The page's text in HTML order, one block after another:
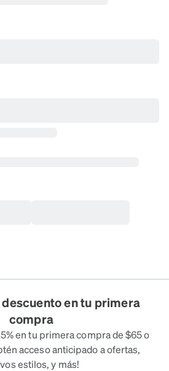
descuento en tu primera
compra
en tu primera compra de $65 o
acceso anticipado a ofertas,
estilos, y más!